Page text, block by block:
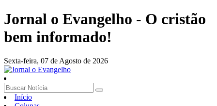
Jornal o Evangelho - O cristão
bem informado!
Sexta-feira, 07 de Agosto de 2026
Início